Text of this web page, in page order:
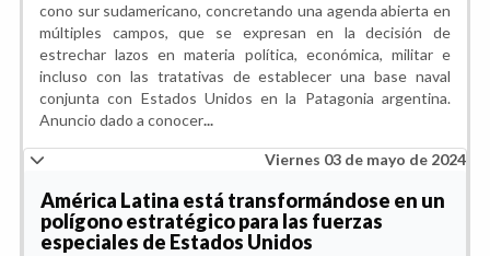
cono sur sudamericano, concretando una agenda abierta en
múltiples campos, que se expresan en la decisión de
estrechar lazos en materia política, económica, militar e
incluso con las tratativas de establecer una base naval
conjunta con Estados Unidos en la Patagonia argentina.
Anuncio dado a conocer...
Viernes 03 de mayo de 2024
América Latina está transformándose en un
polígono estratégico para las fuerzas
especiales de Estados Unidos